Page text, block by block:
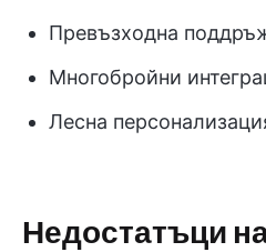
Превъзходна
Многобройни
Лесна
Недостатъци